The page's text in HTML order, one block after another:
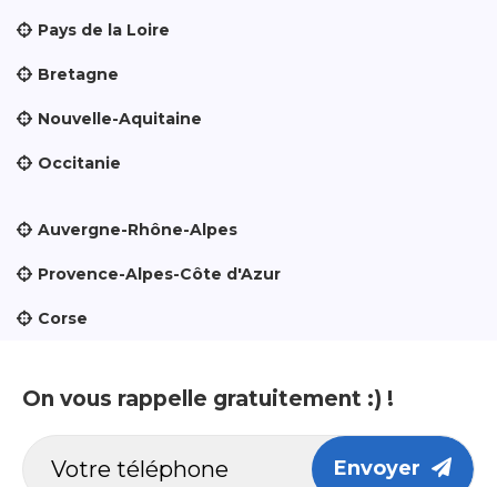
Pays de la Loire
Bretagne
Nouvelle-Aquitaine
Occitanie
Auvergne-Rhône-Alpes
Provence-Alpes-Côte d'Azur
Corse
On vous rappelle gratuitement :) !
Envoyer